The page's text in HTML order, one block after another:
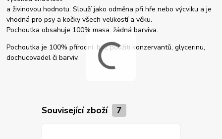
a živinovou hodnotu. Slouží jako odměna při hře nebo výcviku a je
vhodná pro psy a kočky všech velikostí a věku.
Pochoutka obsahuje 100% masa, žádná barviva.
Pochoutka je 100% přírodní, bez použití konzervantů, glycerinu,
dochucovadel či barviv.
Související zboží 7